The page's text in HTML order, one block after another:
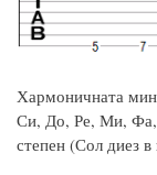
Хармоничната
Си, До, Ре, Ми, Фа,
степен (Сол диез